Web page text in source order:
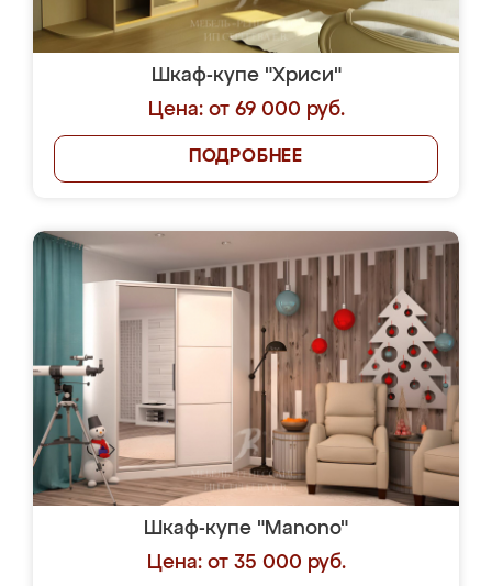
Шкаф-купе "Хриси"
Цена: от 69 000 руб.
ПОДРОБНЕЕ
Шкаф-купе "Manono"
Цена: от 35 000 руб.